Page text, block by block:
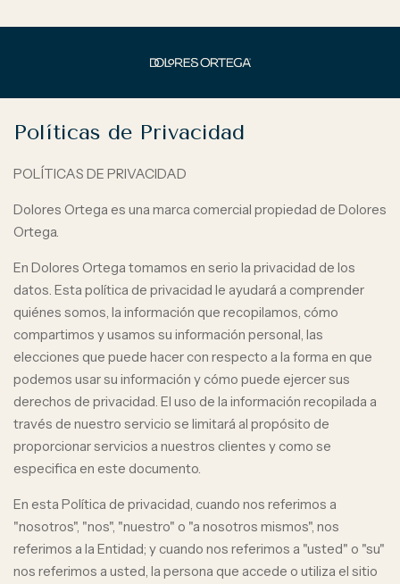
Políticas de Privacidad
POLÍTICAS DE PRIVACIDAD
Dolores Ortega es una marca comercial propiedad de Dolores
Ortega.
En Dolores Ortega tomamos en serio la privacidad de los
datos. Esta política de privacidad le ayudará a comprender
quiénes somos, la información que recopilamos, cómo
compartimos y usamos su información personal, las
elecciones que puede hacer con respecto a la forma en que
podemos usar su información y cómo puede ejercer sus
derechos de privacidad. El uso de la información recopilada a
través de nuestro servicio se limitará al propósito de
proporcionar servicios a nuestros clientes y como se
especifica en este documento.
En esta Política de privacidad, cuando nos referimos a
"nosotros", "nos", "nuestro" o "a nosotros mismos", nos
referimos a la Entidad; y cuando nos referimos a "usted" o "su"
nos referimos a usted, la persona que accede o utiliza el sitio